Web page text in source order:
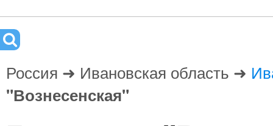
Россия ➜ Ивановская область ➜
"Вознесенская"